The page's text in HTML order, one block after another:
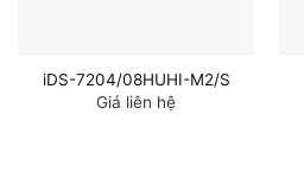
iDS-7204/08HUHI-M2/S
Giá liên hệ